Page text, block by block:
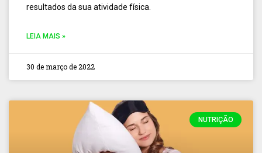
resultados da sua atividade física.
LEIA MAIS »
30 de março de 2022
NUTRIÇÃO